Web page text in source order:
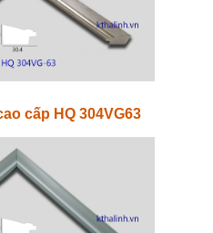
cấp HQ 304VG63